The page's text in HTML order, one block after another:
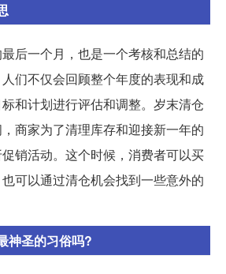
后一个月，也是一个考核和总结的
们不仅会回顾整个年度的表现和成
和计划进行评估和调整。岁末清仓
商家为了清理库存和迎接新一年的
销活动。这个时候，消费者可以买
可以通过清仓机会找到一些意外的
神圣的习俗吗?